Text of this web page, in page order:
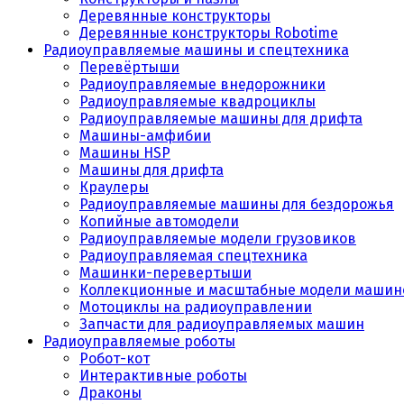
Деревянные конструкторы
Деревянные конструкторы Robotime
Радиоуправляемые машины и спецтехника
Перевёртыши
Радиоуправляемые внедорожники
Радиоуправляемые квадроциклы
Радиоуправляемые машины для дрифта
Машины-амфибии
Машины HSP
Машины для дрифта
Краулеры
Радиоуправляемые машины для бездорожья
Копийные автомодели
Радиоуправляемые модели грузовиков
Радиоуправляемая спецтехника
Машинки-перевертыши
Коллекционные и масштабные модели
Мотоциклы на радиоуправлении
Запчасти для радиоуправляемых машин
Радиоуправляемые роботы
Робот-кот
Интерактивные роботы
Драконы